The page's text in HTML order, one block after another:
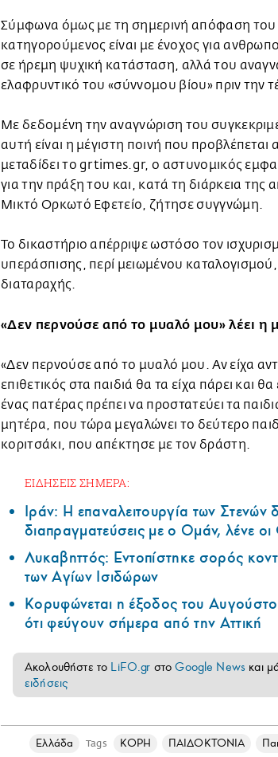
Σύμφωνα όμως με τη σημερινή απόφαση του
κατηγορούμενος είναι με ένοχος για
σε ήρεμη ψυχική κατάσταση, αλλά του
ελαφρυντικό του «σύννομου βίου» πριν την
Με δεδομένη την αναγνώριση του
αυτή είναι η μέγιστη ποινή που
μεταδίδει το grtimes.gr, ο αστυνομικός
για την πράξη του και, κατά τη διάρκεια της
Μικτό Ορκωτό Εφετείο, ζήτησε συγγνώμη.
Το δικαστήριο απέρριψε ωστόσο τον
υπεράσπισης, περί μειωμένου
διαταραχής.
«Δεν περνούσε από το μυαλό μου» λέει η
«Δεν περνούσε από το μυαλό μου. Αν είχα
επιθετικός στα παιδιά θα τα είχα πάρει και
ένας πατέρας πρέπει να προστατεύει τα
μητέρα, που τώρα μεγαλώνει το δεύτερο
κοριτσάκι, που απέκτησε με τον δράστη.
ΕΙΔΗΣΕΙΣ ΣΗΜΕΡΑ:
Ιράν: Η επαναλειτουργία των Στενών
διαπραγματεύσεις με ο Ομάν, λένε
Λυκαβηττός: Εντοπίστηκε σορός
των Αγίων Ισιδώρων
Κορυφώνεται η έξοδος του
ότι φεύγουν σήμερα από την Αττική
Ακολουθήστε το LiFO.gr στοGoogle News και
ειδήσεις
Ελλάδα Tags ΚΟΡΗ ΠΑΙΔΟΚΤΟΝΙΑ